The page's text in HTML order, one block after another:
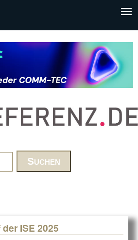
ISE 2025